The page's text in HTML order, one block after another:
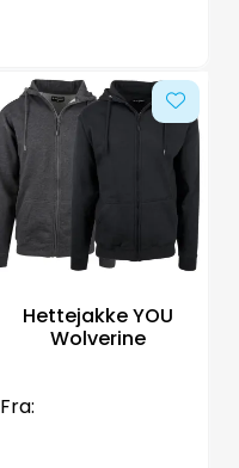
Hettejakke YOU
Wolverine
Fra: